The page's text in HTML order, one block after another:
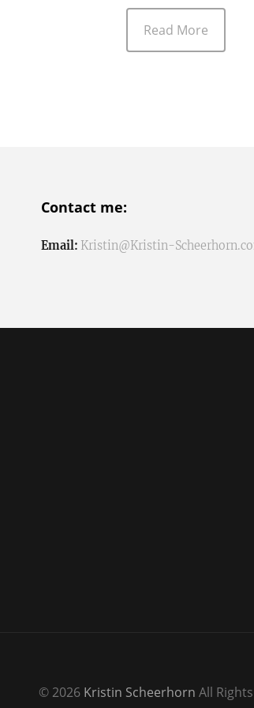
Read More
Contact me:
Email: Kristin@Kristin-
© 2026 Kristin Scheerhorn All